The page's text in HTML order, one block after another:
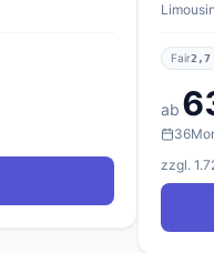
Fair2,7
ab
36
zzgl.